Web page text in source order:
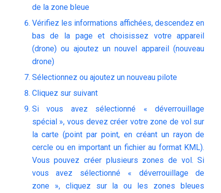
de la zone bleue
Vérifiez les informations affichées, descendez en
bas de la page et choisissez votre appareil
(drone) ou ajoutez un nouvel appareil (nouveau
drone)
Sélectionnez ou ajoutez un nouveau pilote
Cliquez sur suivant
Si vous avez sélectionné « déverrouillage
spécial », vous devez créer votre zone de vol sur
la carte (point par point, en créant un rayon de
cercle ou en important un fichier au format KML).
Vous pouvez créer plusieurs zones de vol. Si
vous avez sélectionné « déverrouillage de
zone », cliquez sur la ou les zones bleues